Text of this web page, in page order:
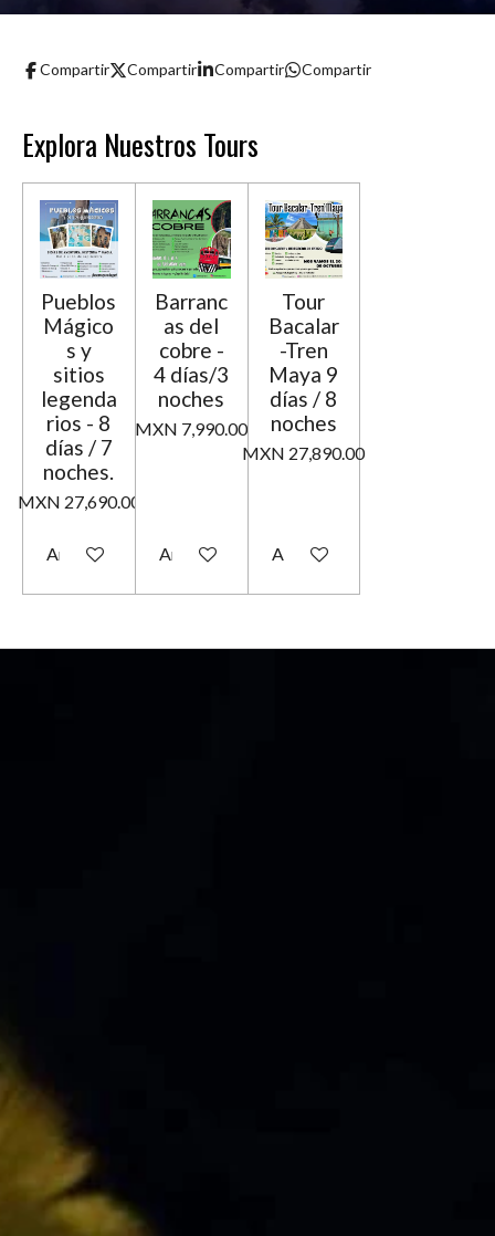
Compartir Compartir Compartir Compartir
Explora Nuestros Tours
Pueblos
Mágico
s y
sitios
legenda
rios - 8
días / 7
noches.
MXN 27,690.00
Añadir al carrito
Barranc
as del
cobre -
4 días/3
noches
MXN 7,990.00
Añadir al carrito
Tour
Bacalar
-Tren
Maya 9
días / 8
noches
MXN 27,890.00
Añadir al carrito